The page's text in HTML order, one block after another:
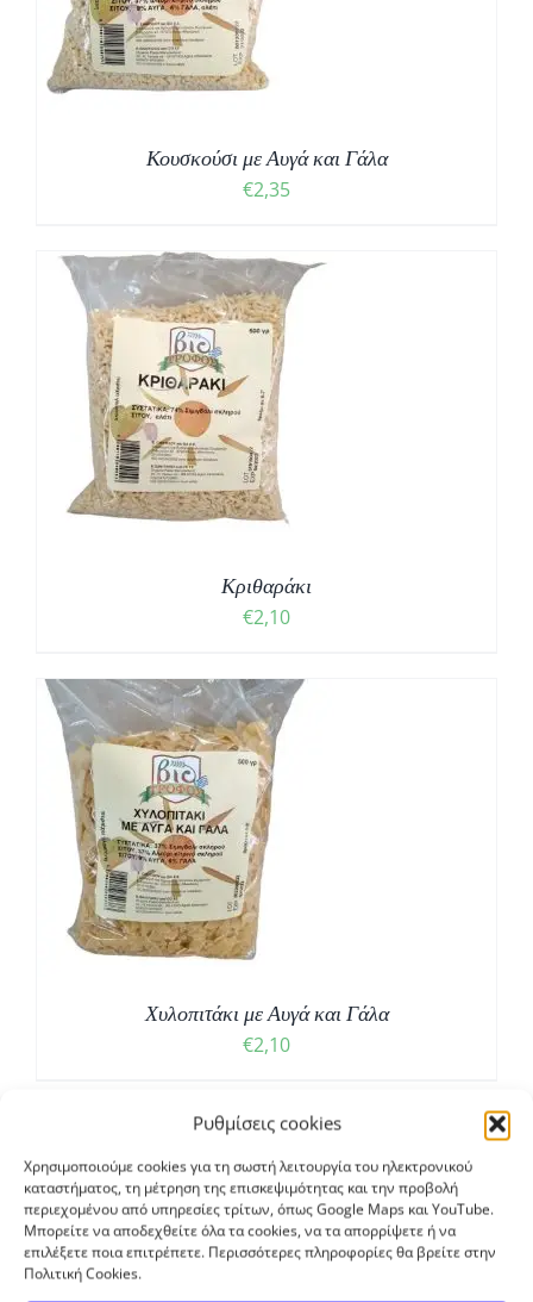
Ρυθμίσεις cookies
Χρησιμοποιούμε cookies για τη σωστή λειτουργία του ηλεκτρονικού
καταστήματος, τη μέτρηση της επισκεψιμότητας και την προβολή
περιεχομένου από υπηρεσίες τρίτων, όπως Google Maps και YouTube.
Μπορείτε να αποδεχθείτε όλα τα cookies, να τα απορρίψετε ή να
επιλέξετε ποια επιτρέπετε. Περισσότερες πληροφορίες θα βρείτε στην
Πολιτική Cookies.
Κουσκούσι με Αυγά και Γάλα
€2,35
Κριθαράκι
€2,10
Χυλοπιτάκι με Αυγά και Γάλα
€2,10